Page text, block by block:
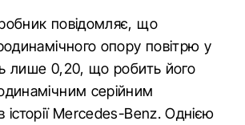
повідомляє, що
опору повітрю у
лише 0,20, що робить його
серійним
історії Mercedes-Benz. Однією